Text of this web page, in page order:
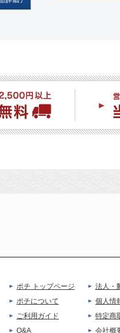
ポチ トップページ
ポチについて
ご利用ガイド
Q&A
法人・
個人情
特定商
会社概